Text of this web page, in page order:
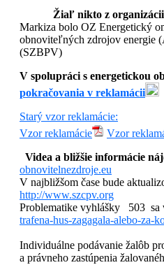
Žiaľ nikto z
Markiza bolo OZ Energetický
obnoviteľných zdrojov energie
(SZBPV)
V spolupráci s energetickou
pokračovania v reklamácii
Starý vzor reklamácie:
Vzor reklamácie
Vzor
Videa a bližšie informácie
obnovitelnezdroje.eu
V najbližšom čase bude
http://www.szcpv.org
Problematike vyhlášky 503 sa
trafena-hus-zagagala-alebo-za-
Individuálne podávanie žalôb
a právneho zastúpenia